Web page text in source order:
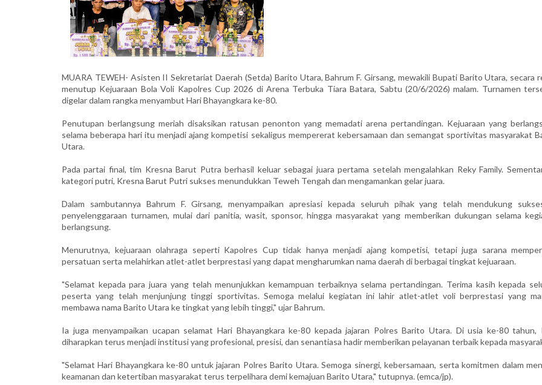
MUARA TEWEH- Asisten II Sekretariat Daerah (Setda) Barito Utara, Bahrum F. Girsang, mewakili Bupati Barito Utara, secara
menutup Kejuaraan Bola Voli Kapolres Cup 2026 di Arena Terbuka Tiara Batara, Sabtu (20/6/2026) malam. Turnamen
digelar dalam rangka menyambut Hari Bhayangkara ke-80.
Penutupan berlangsung meriah disaksikan ratusan penonton yang memadati arena pertandingan. Kejuaraan yang
selama beberapa hari itu menjadi ajang kompetisi sekaligus mempererat kebersamaan dan semangat sportivitas masyarakat
Utara.
Pada partai final, tim Kresna Barut Putra berhasil keluar sebagai juara pertama setelah mengalahkan Reky Family.
kategori putri, Kresna Barut Putri sukses menundukkan Teweh Tengah dan mengamankan gelar juara.
Dalam sambutannya Bahrum F. Girsang, menyampaikan apresiasi kepada seluruh pihak yang telah mendukung
penyelenggaraan turnamen, mulai dari panitia, wasit, sponsor, hingga masyarakat yang memberikan dukungan selama
berlangsung.
Menurutnya, kejuaraan olahraga seperti Kapolres Cup tidak hanya menjadi ajang kompetisi, tetapi juga sarana
persatuan serta melahirkan atlet-atlet berprestasi yang dapat mengharumkan nama daerah di berbagai tingkat kejuaraan.
"Selamat kepada para juara yang telah menunjukkan kemampuan terbaiknya selama pertandingan. Terima kasih kepada
peserta yang telah menjunjung tinggi sportivitas. Semoga melalui kegiatan ini lahir atlet-atlet voli berprestasi yang
membawa nama Barito Utara ke tingkat yang lebih tinggi," ujar Bahrum.
Ia juga menyampaikan ucapan selamat Hari Bhayangkara ke-80 kepada jajaran Polres Barito Utara. Di usia ke-80 tahun,
diharapkan terus menjadi institusi yang profesional, presisi, dan senantiasa hadir memberikan pelayanan terbaik kepada
"Selamat Hari Bhayangkara ke-80 untuk jajaran Polres Barito Utara. Semoga sinergi, kebersamaan, serta komitmen dalam
keamanan dan ketertiban masyarakat terus terpelihara demi kemajuan Barito Utara," tutupnya. (emca/jp).